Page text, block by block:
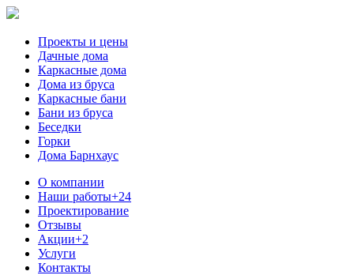
Проекты и цены
Дачные дома
Каркасные дома
Дома из бруса
Каркасные бани
Бани из бруса
Беседки
Горки
Дома Барнхаус
О компании
Наши работы+24
Проектирование
Отзывы
Акции+2
Услуги
Контакты